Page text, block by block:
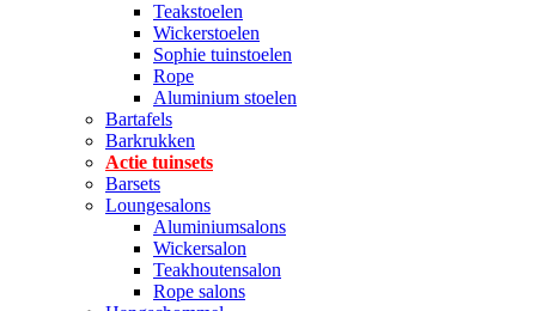
Teakstoelen
Wickerstoelen
Sophie tuinstoelen
Rope
Aluminium stoelen
Bartafels
Barkrukken
Actie tuinsets
Barsets
Loungesalons
Aluminiumsalons
Wickersalon
Teakhoutensalon
Rope salons